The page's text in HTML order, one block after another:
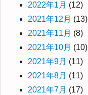
2022年1月 (12)
2021年12月 (13)
2021年11月 (8)
2021年10月 (10)
2021年9月 (11)
2021年8月 (11)
2021年7月 (17)